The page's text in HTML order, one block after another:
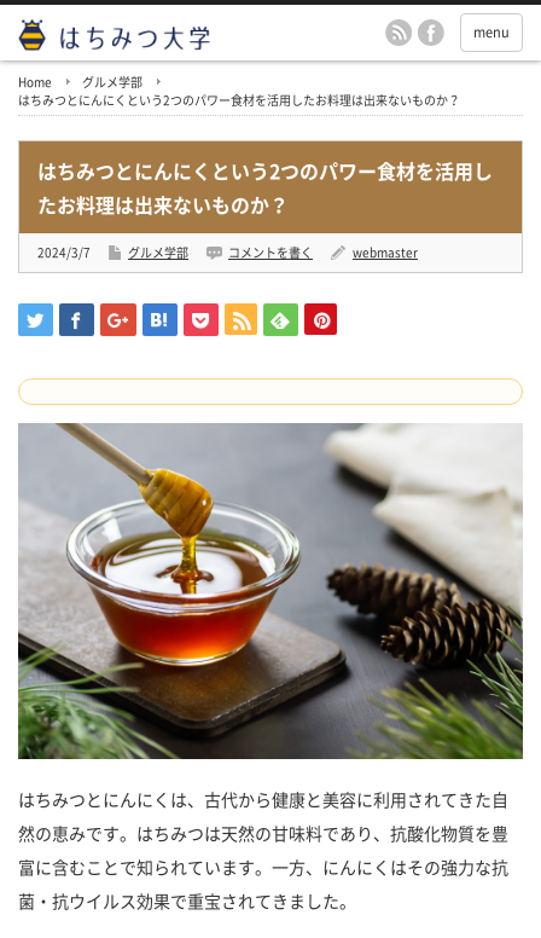
menu
Home
グルメ学部
はちみつとにんにくという2つのパワー食材を活用したお料理は出来ないものか？
はちみつとにんにくという2つのパワー食材を活用し
たお料理は出来ないものか？
2024/3/7 グルメ学部 コメントを書く webmaster
はちみつとにんにくは、古代から健康と美容に利用されてきた自
然の恵みです。はちみつは天然の甘味料であり、抗酸化物質を豊
富に含むことで知られています。一方、にんにくはその強力な抗
菌・抗ウイルス効果で重宝されてきました。